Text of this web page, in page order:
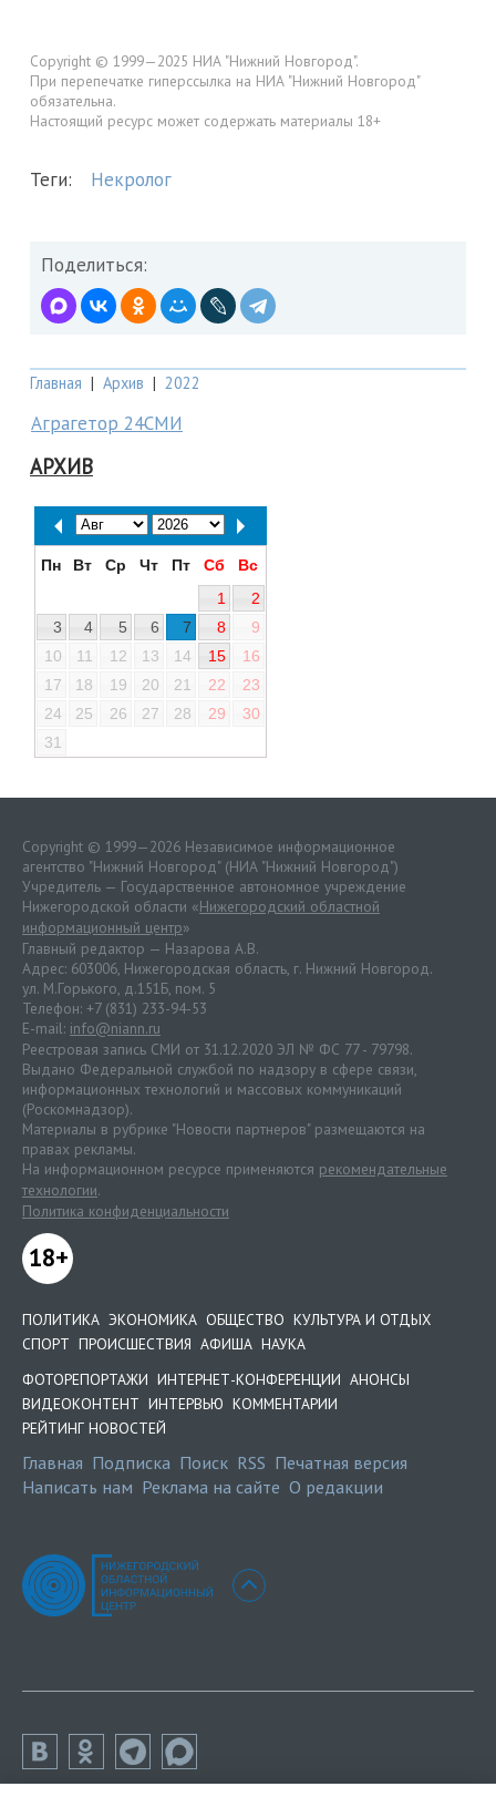
Copyright © 1999—2025 НИА "Нижний Новгород".
При перепечатке гиперссылка на НИА "Нижний Новгород"
обязательна.
Настоящий ресурс может содержать материалы 18+
Теги: Некролог
Поделиться:
Главная | Архив | 2022
Аграгетор 24СМИ
АРХИВ
Пн Вт Ср Чт Пт Сб
Вс
1
2
3
4 5 6 7 8
9
10
11 12 13 14 15
16
17
18 19 20 21 22
23
24
25 26 27 28 29
30
31
Copyright © 1999—2026 Независимое информационное
агентство "Нижний Новгород" (НИА "Нижний Новгород")
Учредитель — Государственное автономное учреждение
Нижегородской области «Нижегородский областной
информационный центр»
Главный редактор — Назарова А.В.
Адрес: 603006, Нижегородская область, г. Нижний Новгород.
ул. М.Горького, д.151Б, пом. 5
Телефон: +7 (831) 233-94-53
E-mail: info@niann.ru
Реестровая запись СМИ от 31.12.2020 ЭЛ № ФС 77 - 79798.
Выдано Федеральной службой по надзору в сфере связи,
информационных технологий и массовых коммуникаций
(Роскомнадзор).
Материалы в рубрике "Новости партнеров" размещаются на
правах рекламы.
На информационном ресурсе применяются рекомендательные
технологии.
Политика конфиденциальности
18+
ПОЛИТИКА ЭКОНОМИКА ОБЩЕСТВО КУЛЬТУРА И ОТДЫХ
СПОРТ ПРОИСШЕСТВИЯ АФИША НАУКА
ФОТОРЕПОРТАЖИ ИНТЕРНЕТ-КОНФЕРЕНЦИИ АНОНСЫ
ВИДЕОКОНТЕНТ ИНТЕРВЬЮ КОММЕНТАРИИ
РЕЙТИНГ НОВОСТЕЙ
Главная Подписка Поиск RSS Печатная версия
Написать нам Реклама на сайте О редакции